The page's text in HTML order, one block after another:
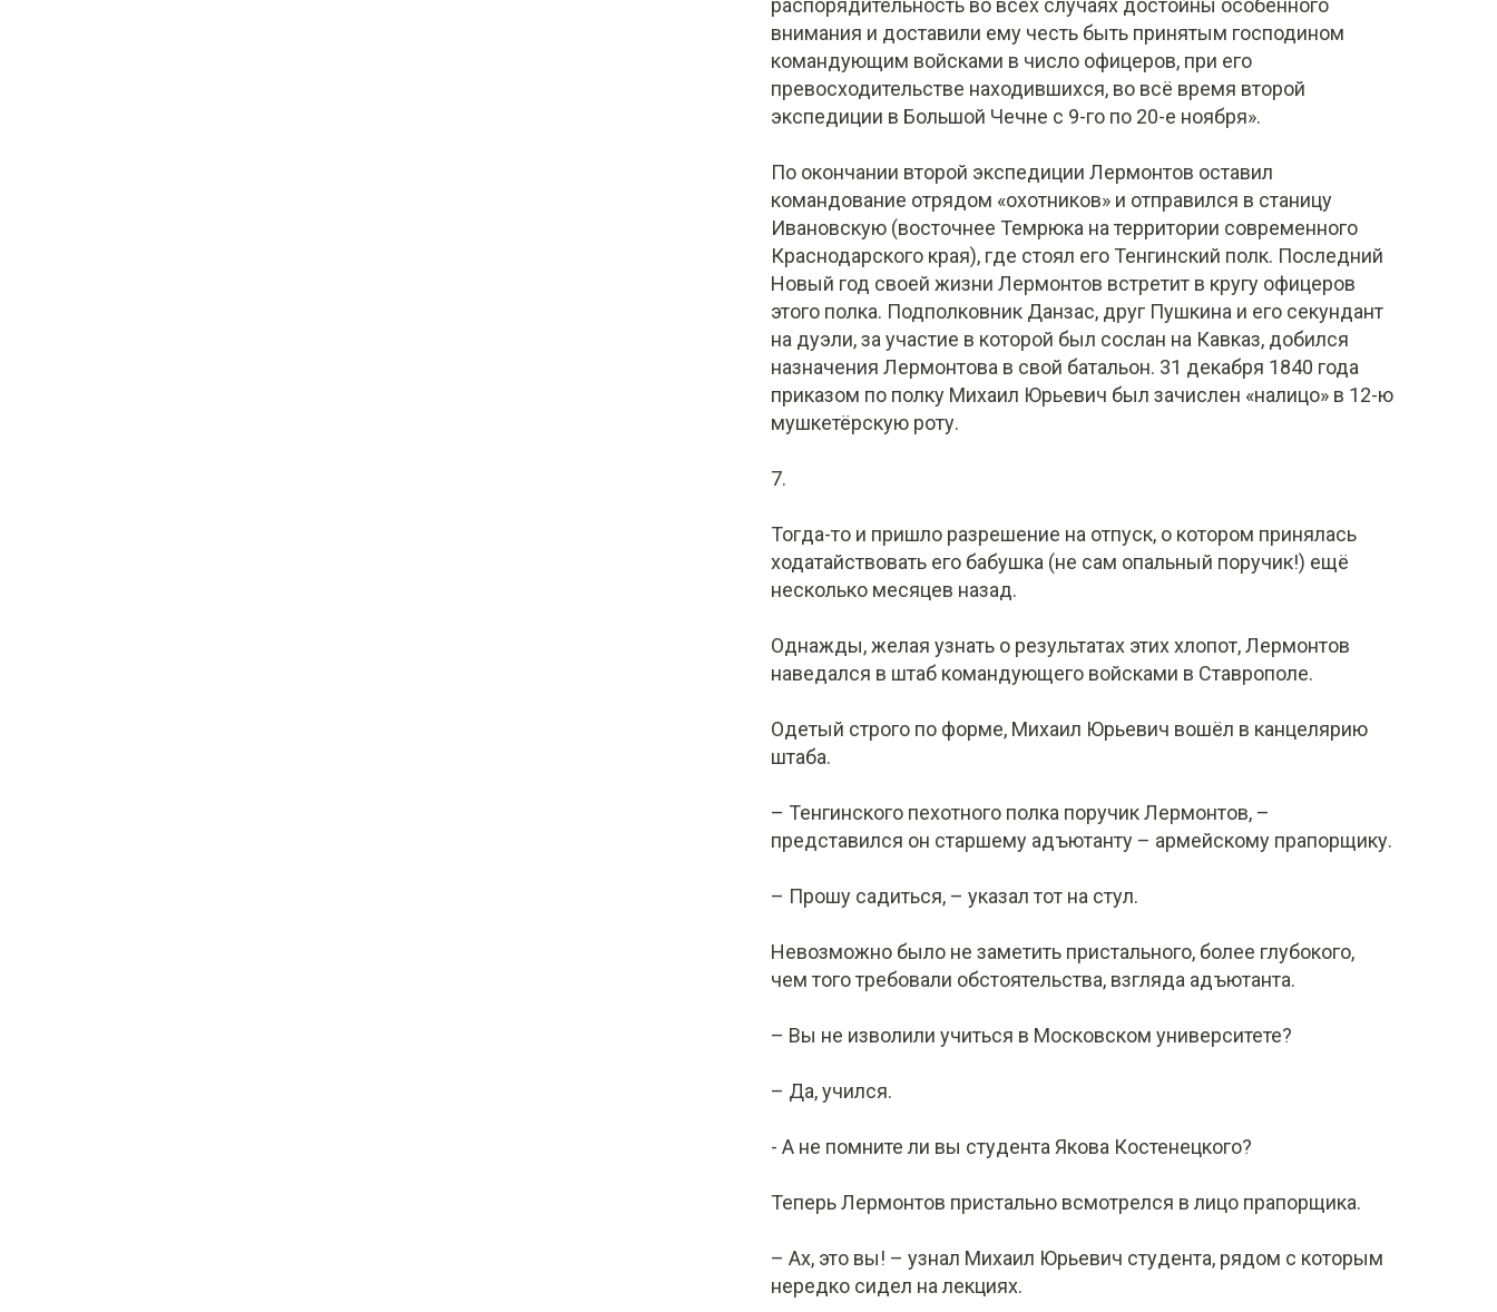
распорядительность во всех случаях достойны особенного
внимания и доставили ему честь быть принятым господином
командующим войсками в число офицеров, при его
превосходительстве находившихся, во всё время второй
экспедиции в Большой Чечне с 9-го по 20-е ноября».
По окончании второй экспедиции Лермонтов оставил
командование отрядом «охотников» и отправился в станицу
Ивановскую (восточнее Темрюка на территории современного
Краснодарского края), где стоял его Тенгинский полк. Последний
Новый год своей жизни Лермонтов встретит в кругу офицеров
этого полка. Подполковник Данзас, друг Пушкина и его секундант
на дуэли, за участие в которой был сослан на Кавказ, добился
назначения Лермонтова в свой батальон. 31 декабря 1840 года
приказом по полку Михаил Юрьевич был зачислен «налицо» в 12-ю
мушкетёрскую роту.
7.
Тогда-то и пришло разрешение на отпуск, о котором принялась
ходатайствовать его бабушка (не сам опальный поручик!) ещё
несколько месяцев назад.
Однажды, желая узнать о результатах этих хлопот, Лермонтов
наведался в штаб командующего войсками в Ставрополе.
Одетый строго по форме, Михаил Юрьевич вошёл в канцелярию
штаба.
– Тенгинского пехотного полка поручик Лермонтов, –
представился он старшему адъютанту – армейскому прапорщику.
– Прошу садиться, – указал тот на стул.
Невозможно было не заметить пристального, более глубокого,
чем того требовали обстоятельства, взгляда адъютанта.
– Вы не изволили учиться в Московском университете?
– Да, учился.
- А не помните ли вы студента Якова Костенецкого?
Теперь Лермонтов пристально всмотрелся в лицо прапорщика.
– Ах, это вы! – узнал Михаил Юрьевич студента, рядом с которым
нередко сидел на лекциях.